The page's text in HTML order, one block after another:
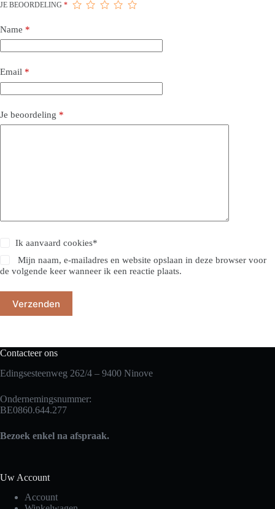
JE BEOORDELING *
Name *
Email *
Je beoordeling *
Ik aanvaardcookies*
Mijn naam, e-mailadres en website opslaan in deze browser voor
de volgende keer wanneer ik een reactie plaats.
Verzenden
Contacteer ons
Edingsesteenweg 262/4 – 9400 Ninove
Ondernemingsnummer:
BE0860.644.277
Bezoek enkel na afspraak.
Uw Account
Account